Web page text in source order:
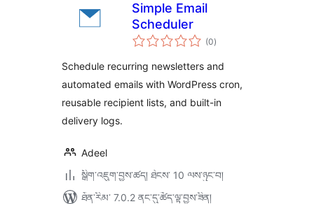
Simple Email
Scheduler
(0གདེང་
འཇོག་
ཚང་།
)
Schedule recurring newsletters and
automated emails with WordPress cron,
reusable recipient lists, and built-in
delivery logs.
Adeel
སྒྲིག་འཇུག་བྱས་ཚད། ཐེངས་ 10 ལས་ཉུང་བ།
ཐོན་རིམ་ 7.0.2 ནང་དུ་ཚོད་ལྟ་བྱས་ཟིན།